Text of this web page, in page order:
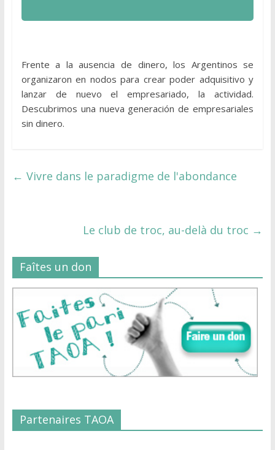
Frente a la ausencia de dinero, los Argentinos se
organizaron en nodos para crear poder adquisitivo y
lanzar de nuevo el empresariado, la actividad.
Descubrimos una nueva generación de empresariales
sin dinero.
← Vivre dans le paradigme de l'abondance
Le club de troc, au-delà du troc →
Faîtes un don
Partenaires TAOA